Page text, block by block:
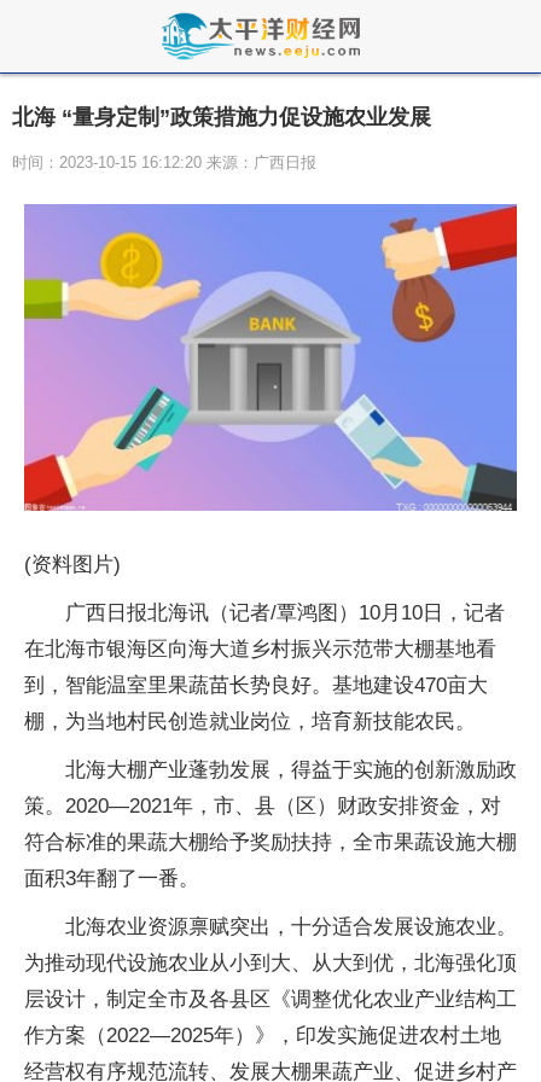
北海 “量身定制”政策措施力促设施农业发展
时间：2023-10-15 16:12:20 来源：广西日报
(资料图片)
广西日报北海讯（记者/覃鸿图）10月10日，记者
在北海市银海区向海大道乡村振兴示范带大棚基地看
到，智能温室里果蔬苗长势良好。基地建设470亩大
棚，为当地村民创造就业岗位，培育新技能农民。
北海大棚产业蓬勃发展，得益于实施的创新激励政
策。2020—2021年，市、县（区）财政安排资金，对
符合标准的果蔬大棚给予奖励扶持，全市果蔬设施大棚
面积3年翻了一番。
北海农业资源禀赋突出，十分适合发展设施农业。
为推动现代设施农业从小到大、从大到优，北海强化顶
层设计，制定全市及各县区《调整优化农业产业结构工
作方案（2022—2025年）》，印发实施促进农村土地
经营权有序规范流转、发展大棚果蔬产业、促进乡村产